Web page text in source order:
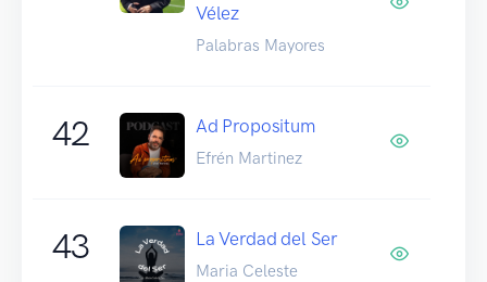
Vélez
Palabras Mayores
42 Ad Propositum
Efrén Martinez
43 La Verdad del Ser
Maria Celeste